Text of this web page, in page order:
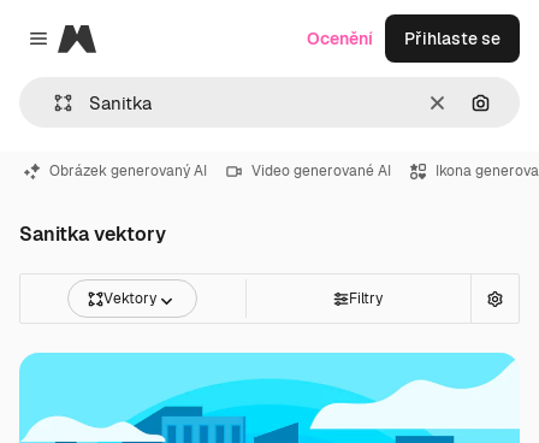
Close menu
Magnific
ZrušitHledat
Ocenění Přihlaste se
Obrázek generovaný AI Video generované AI Ikona
Sanitka vektory
Vektory Filtry